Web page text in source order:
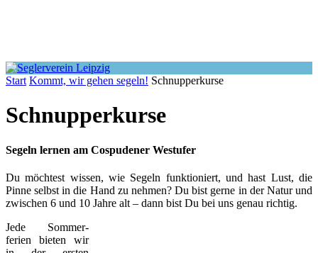
Start Kommt, wir gehen segeln! Schnupperkurse
Schnupperkurse
Segeln lernen am Cospudener Westufer
Du möchtest wissen, wie Segeln funktioniert, und hast Lust, die
Pinne selbst in die Hand zu nehmen? Du bist gerne in der Natur und
zwischen 6 und 10 Jahre alt – dann bist Du bei uns genau richtig.
Jede Sommer­
ferien bieten wir